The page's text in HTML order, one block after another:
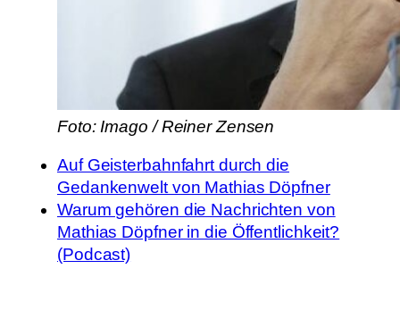
Foto: Imago / Reiner Zensen
Auf Geisterbahnfahrt durch die
Gedankenwelt von Mathias Döpfner
Warum gehören die Nachrichten von
Mathias Döpfner in die Öffentlichkeit?
(Podcast)